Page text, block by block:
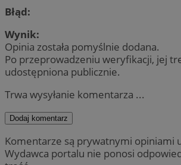
Błąd:
Wynik:
Opinia została pomyślnie dodana.
Po przeprowadzeniu weryfikacji, jej
udostępniona publicznie.
Trwa wysyłanie komentarza ...
Dodaj komentarz
Komentarze są prywatnymi opiniami
Wydawca portalu nie ponosi